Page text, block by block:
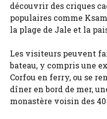
découvrir des criques
populaires comme
la plage de Jale et la
Les visiteurs peuvent
bateau, y compris une
Corfou en ferry, ou se
dîner en bord de mer,
monastère voisin des